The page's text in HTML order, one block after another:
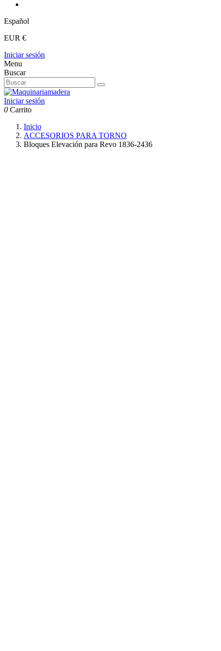
Español
EUR €
Iniciar sesión
Menu
Buscar
Iniciar sesión
0 Carrito
Inicio
ACCESORIOS PARA TORNO
Bloques Elevación para Revo 1836-2436